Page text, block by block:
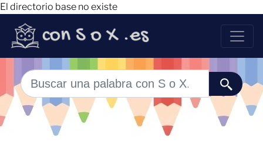
El directorio base no existe